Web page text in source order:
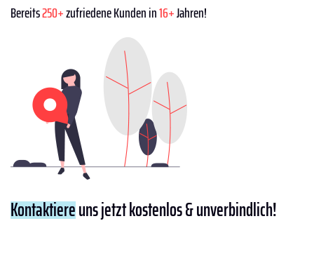
Bereits250+zufriedene Kunden in16+Jahren!
Kontaktiereuns jetzt kostenlos & unverbindlich!